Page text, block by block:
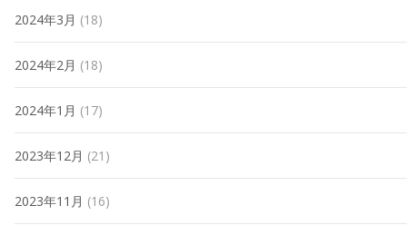
2024年3月 (18)
2024年2月 (18)
2024年1月 (17)
2023年12月 (21)
2023年11月 (16)